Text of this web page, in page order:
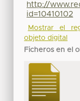
http://
id=10410102
Mostrar el
objeto digital
Ficheros en el